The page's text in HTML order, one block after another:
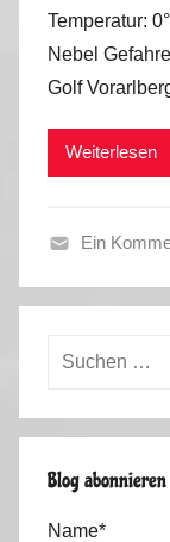
Temperatur:
Nebel
Golf
Weiterlesen
e
0
1
Ein
Suchen
Blog abonnieren
Name*